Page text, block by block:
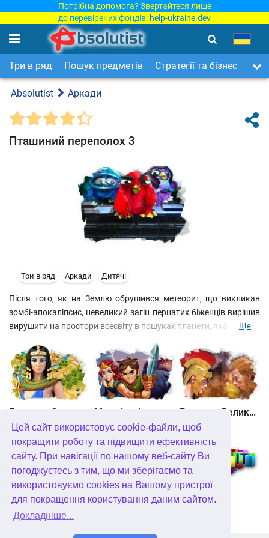
Цей сайт використовує cookie-файли, щоб
покращити роботу та підвищити ефективність
сайту. При навігації по нашому веб-сайту Ви
погоджуєтесь з тим, що ми зберігаємо та
використовуємо cookies на Вашому пристрої
для покращення користування даним сайтом.
Докладніше...
Потрібна допомога? Звертайтеся лише
до перевірених фондів: help-ukraine.dev
Три в ряд Пошук предметів Стратегії та бізнес
Absolutist Аркади
Пташиний переполох 3
Три в ряд Аркади Дитячі
Після того, як на Землю обрушився метеорит, що викликав
зомбі-апокаліпсис, невеликий загін пернатих біженців вирішив
вирушити на простори всесвіту в пошуках планети, яка могла б
навіть у космосі не залишають своїх мерзенних звичок і
паскудять за першої зручної можливості. Допоможіть
крилатим героям здолати хвостатих пройдисвітів і дістатися
своєї мети!
Ще
Maze Lord Битва за Великобританію. Повстання Каратака
Полювання онлайн Солдатики 3. Середньовіччя FormIt